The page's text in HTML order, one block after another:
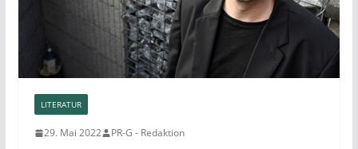
LITERATUR
29. Mai 2022 PR-G - Redaktion